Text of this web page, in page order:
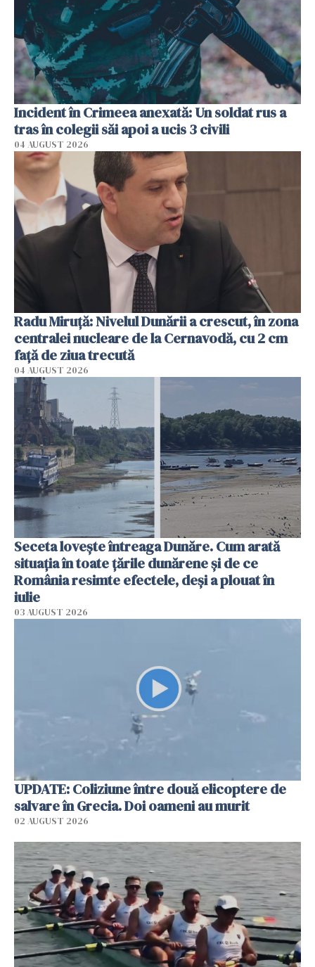
Incident în Crimeea anexată: Un soldat rus a
tras în colegii săi apoi a ucis 3 civili
04 AUGUST 2026
Radu Miruţă: Nivelul Dunării a crescut, în zona
centralei nucleare de la Cernavodă, cu 2 cm
faţă de ziua trecută
04 AUGUST 2026
Seceta lovește întreaga Dunăre. Cum arată
situația în toate țările dunărene și de ce
România resimte efectele, deși a plouat în
iulie
03 AUGUST 2026
UPDATE: Coliziune între două elicoptere de
salvare în Grecia. Doi oameni au murit
02 AUGUST 2026